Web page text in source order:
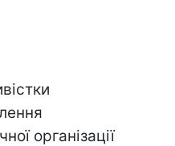
організації